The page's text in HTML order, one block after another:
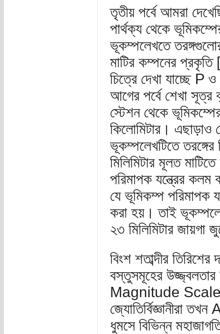
তৃতীয় পর্বে আমরা
পার্থক্য থেকে
ভূকম্পলেখতে
মাটির কম্পনের
চিত্রে দেখা যাচ্ছে P
আগের পর্বে শেখা সূত্র
স্টেশন থেকে
কিলোমিটার। এছাড়াও
ভূকম্পলেখটিতে
মিলিমিটার মূলত
পরিমাপক যন্ত্রের কলম
যে ভূমিকম্প পরিমাপক
করা হয়। তাই
২৩ মিলিমিটার
বিংশ শতাব্দীর
বস্তুসমূহের
Magnitude Scale
জ্যোতির্বিজ্ঞানীরা
ধুমসে বিভিন্ন